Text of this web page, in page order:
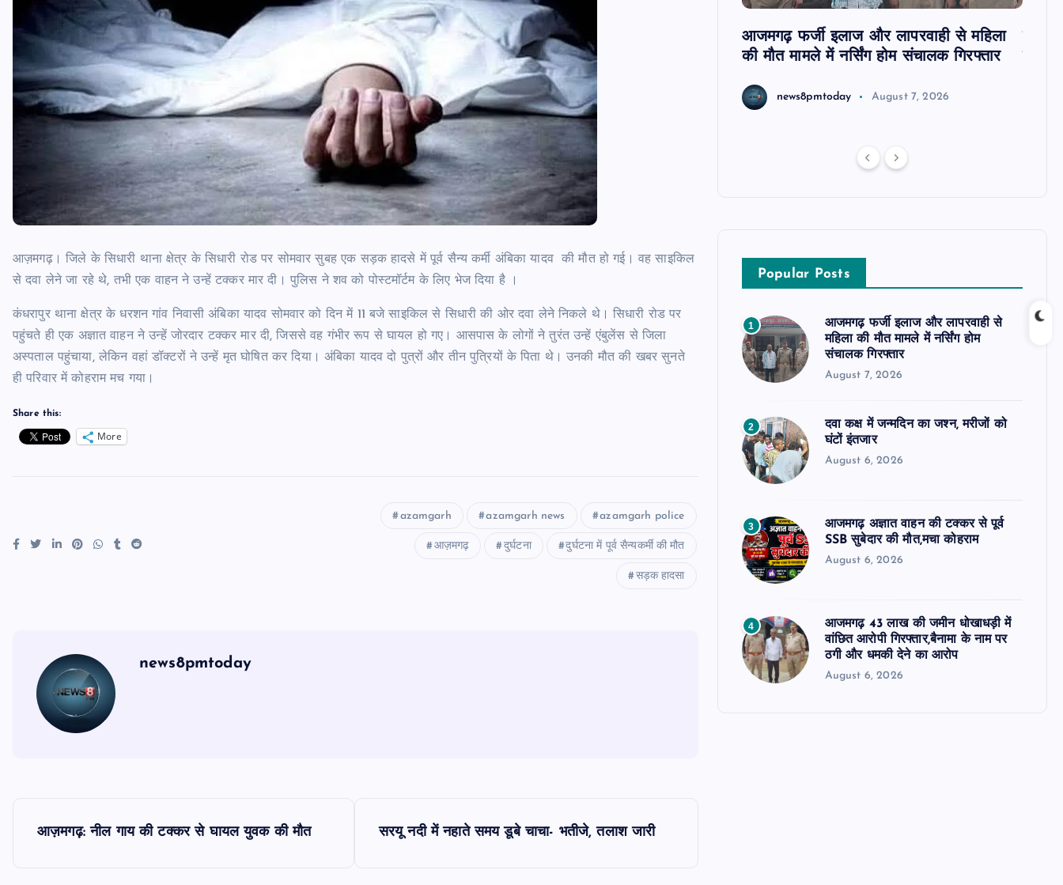
आज़मगढ़। जिले के सिधारी थाना क्षेत्र के सिधारी रोड पर सोमवार सुबह एक सड़क हादसे में पूर्व सैन्य कर्मी अंबिका यादव की मौत हो गई। वह साइकिल
से दवा लेने जा रहे थे, तभी एक वाहन ने उन्हें टक्कर मार दी। पुलिस ने शव को पोस्टमॉर्टम के लिए भेज दिया है ।
कंधरापुर थाना क्षेत्र के धरशन गांव निवासी अंबिका यादव सोमवार को दिन में 11 बजे साइकिल से सिधारी की ओर दवा लेने निकले थे। सिधारी रोड पर
पहुंचते ही एक अज्ञात वाहन ने उन्हें जोरदार टक्कर मार दी, जिससे वह गंभीर रूप से घायल हो गए। आसपास के लोगों ने तुरंत उन्हें एंबुलेंस से जिला
अस्पताल पहुंचाया, लेकिन वहां डॉक्टरों ने उन्हें मृत घोषित कर दिया। अंबिका यादव दो पुत्रों और तीन पुत्रियों के पिता थे। उनकी मौत की खबर सुनते
ही परिवार में कोहराम मच गया।
Share this:
More
azamgarh azamgarh news azamgarh police
आज़मगढ़ दुर्घटना दुर्घटना में पूर्व सैन्यकर्मी की मौत
सड़क हादसा
news8pmtoday
आज़मगढ़: नील गाय की टक्कर से घायल युवक की मौत सरयू नदी में नहाते समय डूबे चाचा- भतीजे, तलाश जारी
आजमगढ़ फर्जी इलाज और लापरवाही से महिला
की मौत मामले में नर्सिंग होम संचालक गिरफ्तार
news8pmtoday August 7, 2026
दवा
इंतजार
Popular Posts
1
आजमगढ़ फर्जी इलाज और लापरवाही से
महिला की मौत मामले में नर्सिंग होम
संचालक गिरफ्तार
August 7, 2026
2
दवा कक्ष में जन्मदिन का जश्न, मरीजों को
घंटों इंतजार
August 6, 2026
3
आजमगढ़ अज्ञात वाहन की टक्कर से पूर्व
SSB सुबेदार की मौत,मचा कोहराम
August 6, 2026
4
आजमगढ़ 43 लाख की जमीन धोखाधड़ी में
वांछित आरोपी गिरफ्तार,बैनामा के नाम पर
ठगी और धमकी देने का आरोप
August 6, 2026